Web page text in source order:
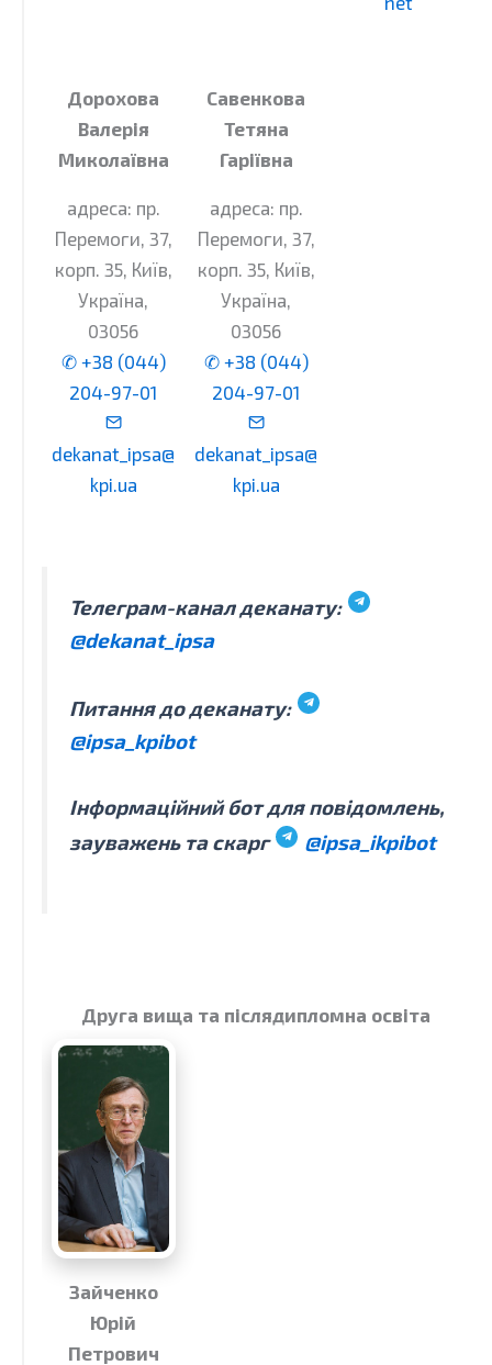
Дорохова
Валерія
Миколаївна
Савенкова
Тетяна
Гаріївна
адреса: пр.
Перемоги, 37,
корп. 35, Київ,
Україна,
03056
✆ +38 (044)
204-97-01
dekanat_ipsa@
kpi.ua
адреса: пр.
Перемоги, 37,
корп. 35, Київ,
Україна,
03056
✆ +38 (044)
204-97-01
dekanat_ipsa@
kpi.ua
Телеграм-канал деканату:
@dekanat_ipsa
Питання до деканату:
@ipsa_kpibot
Інформаційний бот для повідомлень,
зауважень та скарг
@ipsa_ikpibot
Друга вища та післядипломна освіта
Зайченко
Юрій
Петрович